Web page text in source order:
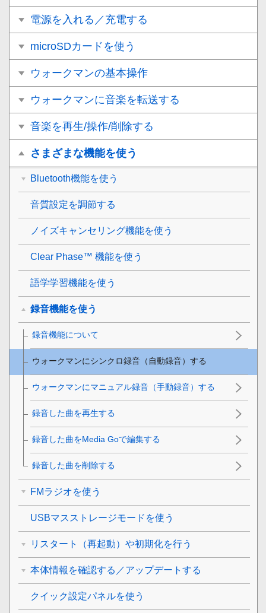
電源を入れる／充電する
microSDカードを使う
ウォークマンの基本操作
ウォークマンに音楽を転送する
音楽を再生/操作/削除する
さまざまな機能を使う
Bluetooth機能を使う
音質設定を調節する
ノイズキャンセリング機能を使う
Clear Phase™ 機能を使う
語学学習機能を使う
録音機能を使う
録音機能について
ウォークマンにシンクロ録音（自動録音）する
ウォークマンにマニュアル録音（手動録音）する
録音した曲を再生する
録音した曲をMedia Goで編集する
録音した曲を削除する
FMラジオを使う
USBマスストレージモードを使う
リスタート（再起動）や初期化を行う
本体情報を確認する／アップデートする
クイック設定パネルを使う